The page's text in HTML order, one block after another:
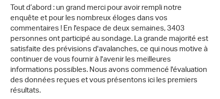
Tout d’abord : un grand merci pour avoir rempli notre
enquête et pour les nombreux éloges dans vos
commentaires ! En l'espace de deux semaines, 3403
personnes ont participé au sondage. La grande majorité est
satisfaite des prévisions d'avalanches, ce qui nous motive à
continuer de vous fournir à l'avenir les meilleures
informations possibles. Nous avons commencé l'évaluation
des données reçues et vous présentons ici les premiers
résultats.